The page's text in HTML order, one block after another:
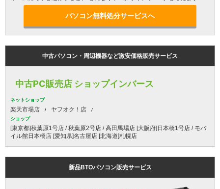
パソコン無料処分サービスへ
中古パソコン・周辺機器など激安価格販売サービス
中古PC販売店 ショップインバース
ネットショップ
楽天市場店 ヤフオク！店
ショップ
[東京都]秋葉原1号店 / 秋葉原2号店 / 高田馬場店 [大阪府]日本橋1号店 / モバ
イル館日本橋店 [愛知県]名古屋店 [北海道]札幌店
新品BTOパソコン販売サービス